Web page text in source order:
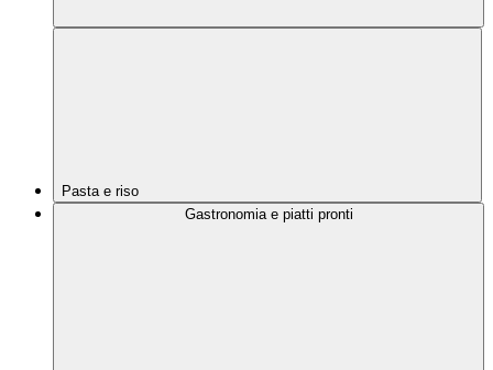
Pasta e riso
Gastronomia e piatti pronti